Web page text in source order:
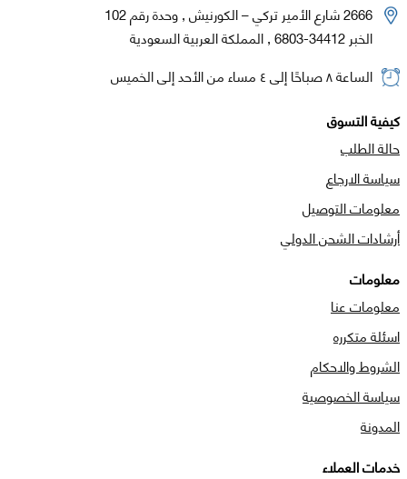
2666 شارع الأمير تركي – الكورنيش , وحدة رقم 102
الخبر 34412-6803 , المملكة العربية السعودية
الساعة ٨ صباحًا إلى ٤ مساء من الأحد إلى الخميس
كيفية التسوق
حالة الطلب
سياسة الارجاع
معلومات التوصيل
أرشادات الشحن الدولي
معلومات
معلومات عنا
اسئلة متكرره
الشروط والاحكام
سياسة الخصوصية
المدونة
خدمات العملاء